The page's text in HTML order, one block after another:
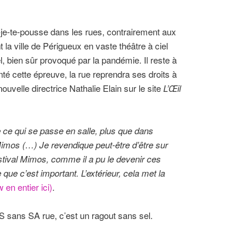
te-pousse dans les rues, contrairement aux
ville de Périgueux en vaste théâtre à ciel
bien sûr provoqué par la pandémie. Il reste à
cette épreuve, la rue reprendra ses droits à
directrice Nathalie Elain sur le siteL’Œil
qui se passe en salle, plus que dans
(…) Je revendique peut-être d’être sur
Mimos, comme il a pu le devenir ces
c’est important. L’extérieur, cela met la
en entier ici).
SA rue, c’est un ragout sans sel.